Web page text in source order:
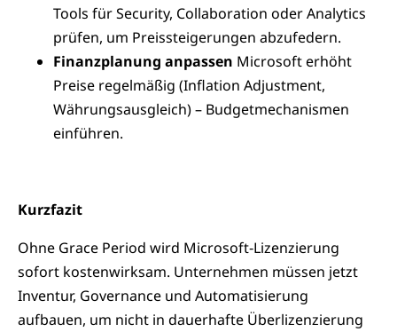
Tools für Security, Collaboration oder Analytics
prüfen, um Preissteigerungen abzufedern.
Finanzplanung anpassen Microsoft erhöht
Preise regelmäßig (Inflation Adjustment,
Währungsausgleich) – Budgetmechanismen
einführen.
Kurzfazit
Ohne Grace Period wird Microsoft‑Lizenzierung
sofort kostenwirksam. Unternehmen müssen jetzt
Inventur, Governance und Automatisierung
aufbauen, um nicht in dauerhafte Überlizenzierung